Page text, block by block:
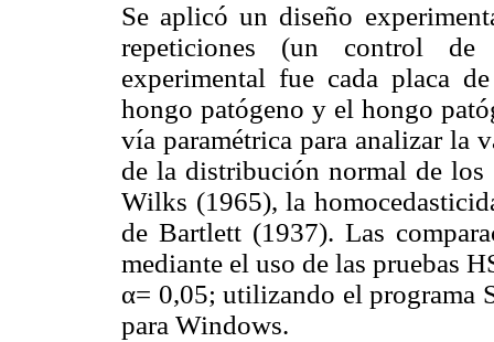
Se aplicó un diseño
repeticiones (un control
experimental fue cada placa
hongo patógeno y el hongo
vía paramétrica para analizar la
de la distribución normal de los
Wilks (1965), la
de Bartlett (1937). Las
mediante el uso de las pruebas
α= 0,05; utilizando el programa
para Windows.